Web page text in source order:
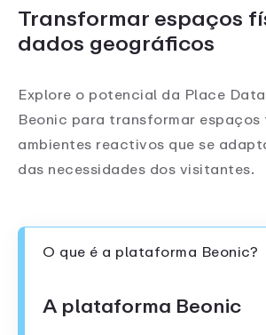
Transformar espaços
dados geográficos
Explore o potencial da Place
Beonic para transformar espaços
ambientes reactivos que se
das necessidades dos visitantes.
O que é a plataforma Beonic?
A plataforma Beonic